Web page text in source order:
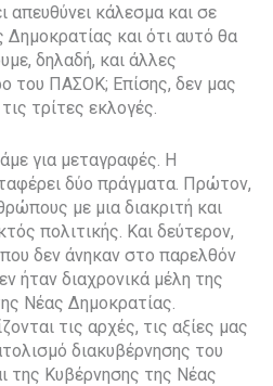
απευθύνει κάλεσμα και σε
και ότι αυτό θα
δηλαδή, και άλλες
του ΠΑΣΟΚ; Επίσης, δεν μας
τρίτες εκλογές.
για μεταγραφές. Η
δύο πράγματα. Πρώτον,
με μια διακριτή και
πολιτικής. Και δεύτερον,
δεν άνηκαν στο παρελθόν
ήταν διαχρονικά μέλη της
Νέας Δημοκρατίας.
τις αρχές, τις αξίες μας
διακυβέρνησης του
της Κυβέρνησης της Νέας